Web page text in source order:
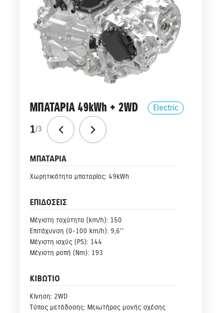
ΜΠΑΤΑΡΙΑ 49kWh + 2WD Electric
1/3
ΜΠΑΤΑΡΙΑ
Χωρητικότητα μπαταρίας: 49kWh
ΕΠΙΔΟΣΕΙΣ
Μέγιστη ταχύτητα (km/h): 150
Επιτάχυνση (0-100 km/h): 9,6''
Μέγιστη ισχύς (PS): 144
Μέγιστη ροπή (Nm): 193
ΚΙΒΩΤΙΟ
Κίνηση: 2WD
Τύπος μετάδοσης: Μειωτήρας μονής σχέσης